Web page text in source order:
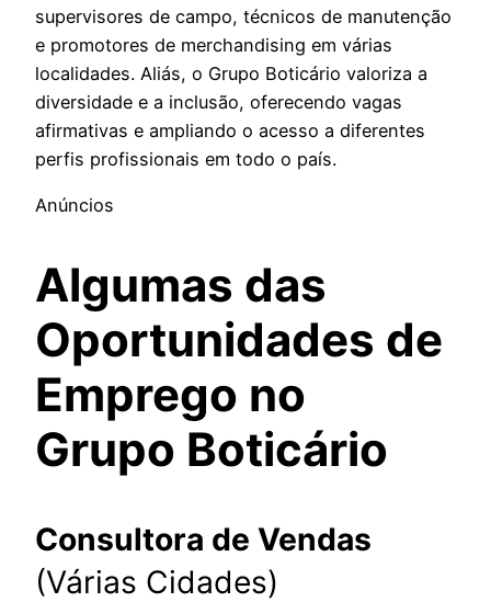
supervisores de campo, técnicos de manutenção
e promotores de merchandising em várias
localidades. Aliás, o Grupo Boticário valoriza a
diversidade e a inclusão, oferecendo vagas
afirmativas e ampliando o acesso a diferentes
perfis profissionais em todo o país.
Anúncios
Algumas das
Oportunidades de
Emprego no
Grupo Boticário
Consultora de Vendas
(Várias Cidades)